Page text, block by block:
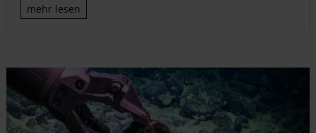
mehr lesen